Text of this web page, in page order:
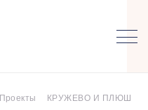
Проекты КРУЖЕВО И ПЛЮШ